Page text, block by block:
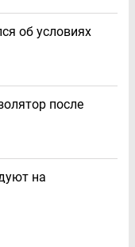
об условиях
после
на